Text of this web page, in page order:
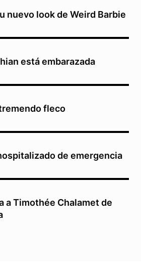
nuevo look de Weird Barbie
está embarazada
fleco
de emergencia
a Timothée Chalamet de